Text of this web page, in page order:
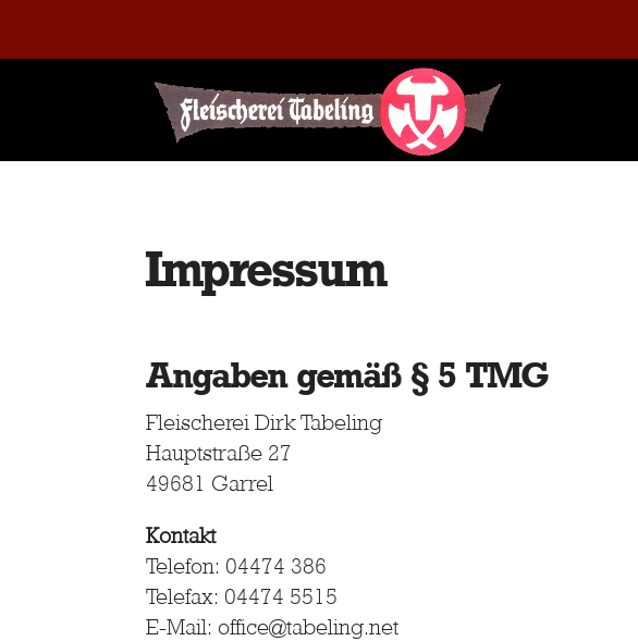
Impressum
Angaben gemäß § 5 TMG
Fleischerei Dirk Tabeling
Hauptstraße 27
49681 Garrel
Kontakt
Telefon: 04474 386
Telefax: 04474 5515
E-Mail: office@tabeling.net